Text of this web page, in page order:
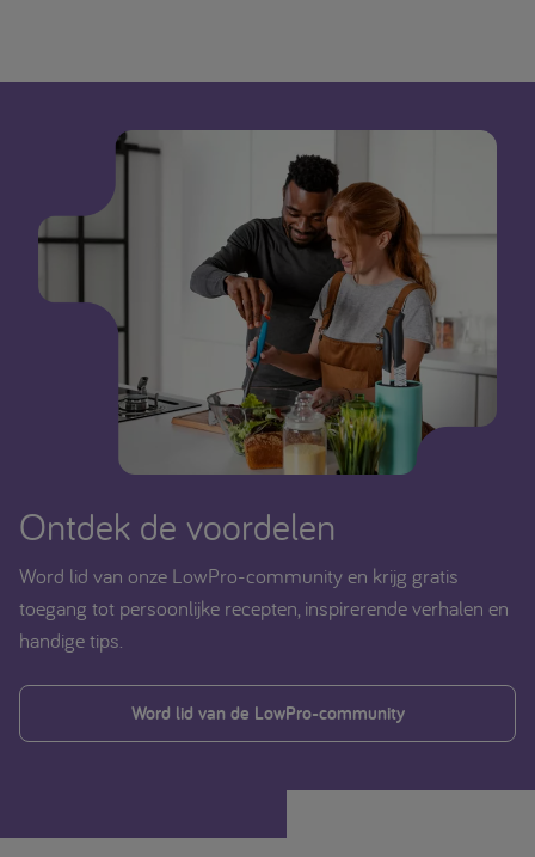
Ontdek de voordelen
Word lid van onze LowPro-community en krijg gratis
toegang tot persoonlijke recepten, inspirerende verhalen en
handige tips.
Word lid van de LowPro-community